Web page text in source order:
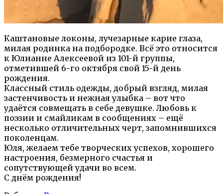
Каштановые локоны, лучезарные карие глаза,
милая родинка на подбородке. Всё это относится
к Юлианне Алексеевой из 101-й группы,
отметившей 6-го октября свой 15-й день
рождения.
Классный стиль одежды, добрый взгляд, милая
застенчивость и нежная улыбка – вот что
удаётся совмещать в себе девушке. Любовь к
поэзии и смайликам в сообщениях – ещё
несколько отличительных черт, запомнившихся
поколенцам.
Юля, желаем тебе творческих успехов, хорошего
настроения, безмерного счастья и
сопутствующей удачи во всем.
С днём рождения!